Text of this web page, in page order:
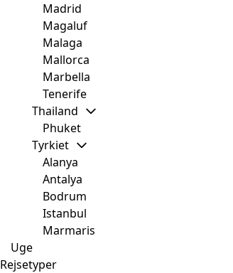
Madrid
Magaluf
Malaga
Mallorca
Marbella
Tenerife
Thailand
Phuket
Tyrkiet
Alanya
Antalya
Bodrum
Istanbul
Marmaris
Uge
Rejsetyper